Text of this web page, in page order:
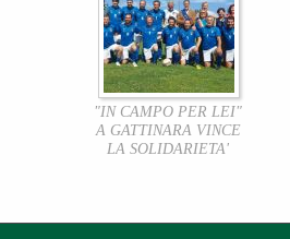
"IN CAMPO PER LEI"
A GATTINARA VINCE
LA SOLIDARIETA'